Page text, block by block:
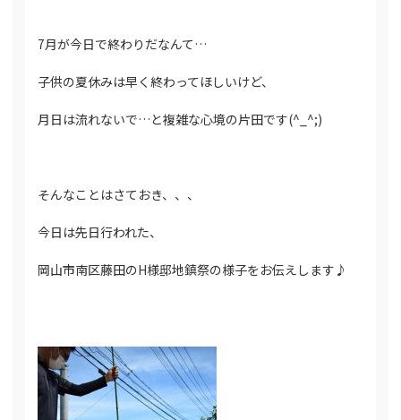
7月が今日で終わりだなんて…
子供の夏休みは早く終わってほしいけど、
月日は流れないで…と複雑な心境の片田です(^_^;)
そんなことはさておき、、、
今日は先日行われた、
岡山市南区藤田のH様邸地鎮祭の様子をお伝えします♪